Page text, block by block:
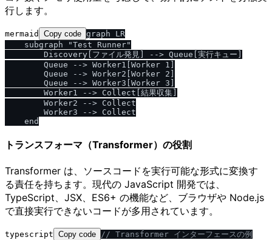
行します。
mermaid Copy code graph LR
    subgraph "Test Runner"
        Discovery[ファイル発見] --> Queue[実行キュー]
        Queue --> Worker1[Worker 1]
        Queue --> Worker2[Worker 2]
        Queue --> Worker3[Worker 3]
        Worker1 --> Collect[結果収集]
        Worker2 --> Collect
        Worker3 --> Collect
トランスフォーマ（Transformer）の役割
Transformer は、ソースコードを実行可能な形式に変換す
る責任を持ちます。現代の JavaScript 開発では、
TypeScript、JSX、ES6+ の機能など、ブラウザや Node.js
で直接実行できないコードが多用されています。
typescript Copy code // Transformer インターフェースの例